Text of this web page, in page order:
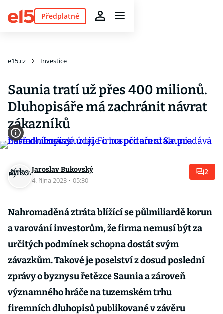
Předplatné
e15.cz Investice
Saunia tratí už přes 400 milionů.
Dluhopisáře má zachránit návrat
zákazníků
Jaroslav Bukovský
4. října 2023 · 05:30
2
Nahromaděná ztráta blížící se půlmiliardě korun
a varování investorům, že firma nemusí být za
určitých podmínek schopna dostát svým
závazkům. Takové je poselství z dosud poslední
zprávy o byznysu řetězce Saunia a zároveň
významného hráče na tuzemském trhu
firemních dluhopisů publikované v závěru